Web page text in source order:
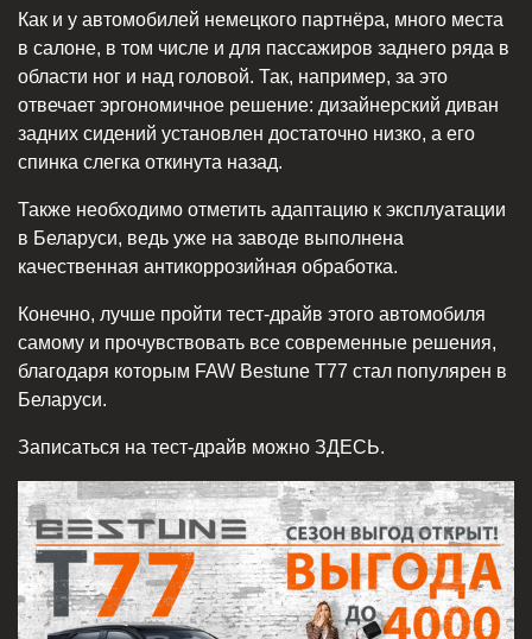
Как и у автомобилей немецкого партнёра, много места
в салоне, в том числе и для пассажиров заднего ряда в
области ног и над головой. Так, например, за это
отвечает эргономичное решение: дизайнерский диван
задних сидений установлен достаточно низко, а его
спинка слегка откинута назад.
Также необходимо отметить адаптацию к эксплуатации
в Беларуси, ведь уже на заводе выполнена
качественная антикоррозийная обработка.
Конечно, лучше пройти тест-драйв этого автомобиля
самому и прочувствовать все современные решения,
благодаря которым FAW Bestune T77 стал популярен в
Беларуси.
Записаться на тест-драйв можно ЗДЕСЬ.